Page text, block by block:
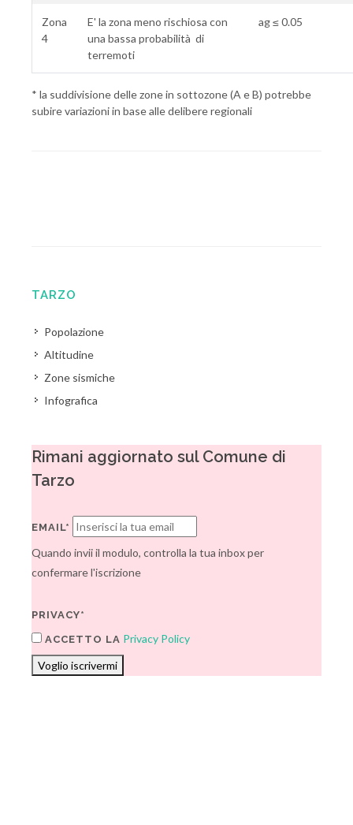
Zona
4
E' la zona meno rischiosa con
una bassa probabilità di
terremoti
ag ≤ 0.05
* la suddivisione delle zone in sottozone (A e B) potrebbe
subire variazioni in base alle delibere regionali
TARZO
Popolazione
Altitudine
Zone sismiche
Infografica
Rimani aggiornato sul Comune di
Tarzo
EMAIL*
Quando invii il modulo, controlla la tua inbox per
confermare l'iscrizione
PRIVACY*
ACCETTO LA Privacy Policy
Voglio iscrivermi